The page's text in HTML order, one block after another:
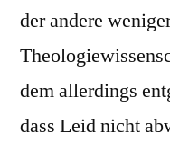
der andere
dem allerdings
dass Leid nicht